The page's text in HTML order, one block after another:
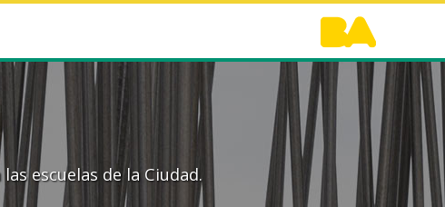
escuelas de la Ciudad.